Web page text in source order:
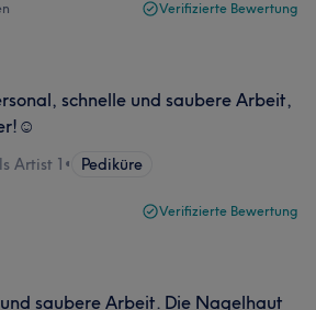
Verifizierte Bewertung
schnelle und saubere Arbeit,
Artist 1 • Pediküre
Verifizierte Bewertung
saubere Arbeit. Die Nagelhaut